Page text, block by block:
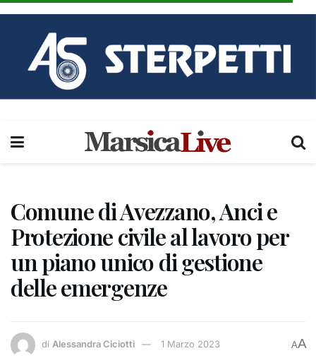
Comune di Avezzano, Anci e
Protezione civile al lavoro per
un piano unico di gestione
delle emergenze
di Alessandra Ciciotti 1 Marzo 2023 AA